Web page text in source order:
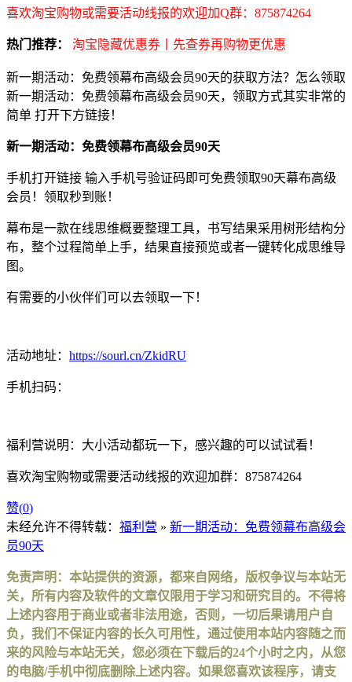
喜欢淘宝购物或需要活动线报的欢迎加Q群：875874264
热门推荐： 淘宝隐藏优惠券丨先查券再购物更优惠
新一期活动：免费领幕布高级会员90天的获取方法？怎么领取
新一期活动：免费领幕布高级会员90天，领取方式其实非常的
简单 打开下方链接！
新一期活动：免费领幕布高级会员90天
手机打开链接 输入手机号验证码即可免费领取90天幕布高级
会员！领取秒到账！
幕布是一款在线思维概要整理工具，书写结果采用树形结构分
布，整个过程简单上手，结果直接预览或者一键转化成思维导
图。
有需要的小伙伴们可以去领取一下！
活动地址： https://sourl.cn/ZkidRU
手机扫码：
福利营说明：大小活动都玩一下，感兴趣的可以试试看！
喜欢淘宝购物或需要活动线报的欢迎加群：875874264
赞(0)
未经允许不得转载： 福利营 » 新一期活动：免费领幕布高级会
员90天
免责声明：本站提供的资源，都来自网络，版权争议与本站无
关，所有内容及软件的文章仅限用于学习和研究目的。不得将
上述内容用于商业或者非法用途，否则，一切后果请用户自
负，我们不保证内容的长久可用性，通过使用本站内容随之而
来的风险与本站无关，您必须在下载后的24个小时之内，从您
的电脑/手机中彻底删除上述内容。如果您喜欢该程序，请支